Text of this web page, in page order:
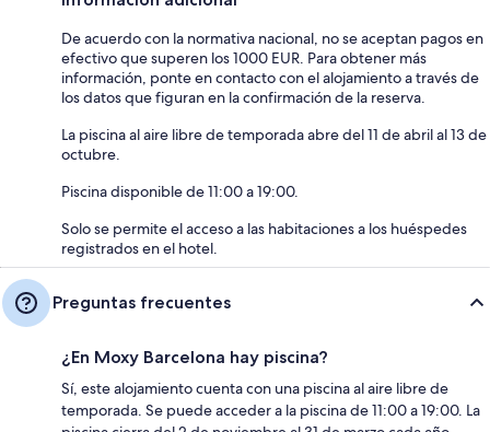
De acuerdo con la normativa nacional, no se aceptan pagos en
efectivo que superen los 1000 EUR. Para obtener más
información, ponte en contacto con el alojamiento a través de
los datos que figuran en la confirmación de la reserva.
La piscina al aire libre de temporada abre del 11 de abril al 13 de
octubre.
Piscina disponible de 11:00 a 19:00.
Solo se permite el acceso a las habitaciones a los huéspedes
registrados en el hotel.
Preguntas frecuentes
¿En Moxy Barcelona hay piscina?
Sí, este alojamiento cuenta con una piscina al aire libre de
temporada. Se puede acceder a la piscina de 11:00 a 19:00. La